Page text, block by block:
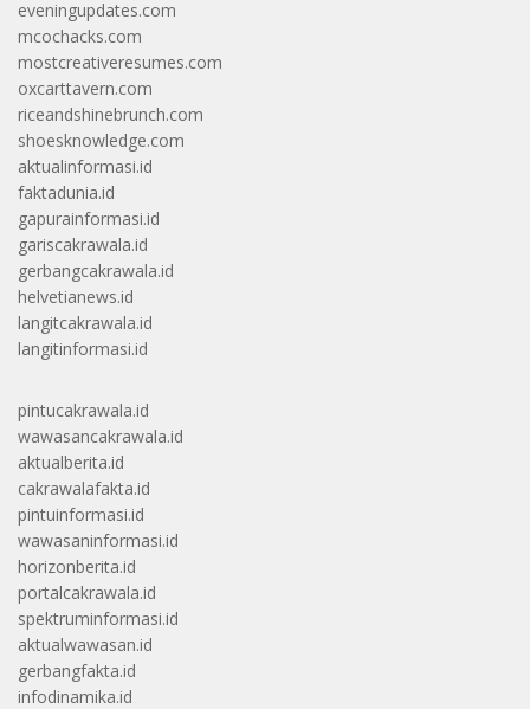
eveningupdates.com
mcochacks.com
mostcreativeresumes.com
oxcarttavern.com
riceandshinebrunch.com
shoesknowledge.com
aktualinformasi.id
faktadunia.id
gapurainformasi.id
gariscakrawala.id
gerbangcakrawala.id
helvetianews.id
langitcakrawala.id
langitinformasi.id
pintucakrawala.id
wawasancakrawala.id
aktualberita.id
cakrawalafakta.id
pintuinformasi.id
wawasaninformasi.id
horizonberita.id
portalcakrawala.id
spektruminformasi.id
aktualwawasan.id
gerbangfakta.id
infodinamika.id